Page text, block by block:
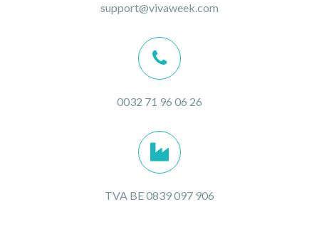
support@vivaweek.com
0032 71 96 06 26
TVA BE 0839 097 906